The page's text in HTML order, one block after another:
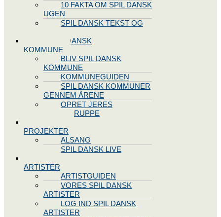
10 FAKTA OM SPIL DANSK
UGEN
SPIL DANSK TEKST OG
BLIV SPIL DANSK
KOMMUNE
BLIV SPIL DANSK
KOMMUNE
KOMMUNEGUIDEN
SPIL DANSK KOMMUNER
GENNEM ÅRENE
OPRET JERES
STYREGRUPPE
PROJEKTER
ALSANG
SPIL DANSK LIVE
ARTISTER
ARTISTGUIDEN
VORES SPIL DANSK
ARTISTER
LOG IND SPIL DANSK
ARTISTER